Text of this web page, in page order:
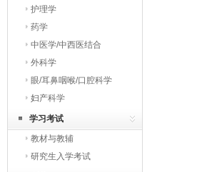
护理学
药学
中医学/中西医结合
外科学
眼/耳鼻咽喉/口腔科学
妇产科学
学习考试
教材与教辅
研究生入学考试